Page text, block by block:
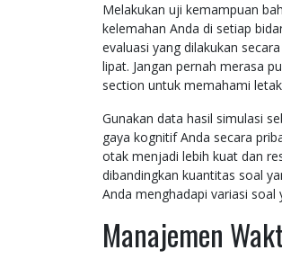
Melakukan uji kemampuan
kelemahan Anda di setiap
evaluasi yang dilakukan
lipat. Jangan pernah merasa
section untuk memahami
Gunakan data hasil simulasi
gaya kognitif Anda secara
otak menjadi lebih kuat dan
dibandingkan kuantitas soal
Anda menghadapi variasi soal
Manajemen